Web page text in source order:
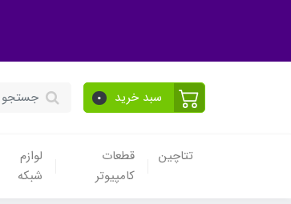
سبد خرید 0
تتاچین
قطعات
کامپیوتر
لوازم
شبکه